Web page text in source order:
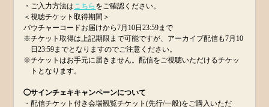
・ご入力方法はこちら をご確認ください。
＜視聴チケット取得期間＞
バウチャーコードお届けから7月10日23:59まで
※チケット取得は上記期限まで可能ですが、アーカイブ配信も7月10
日23:59までとなりますのでご注意ください。
※チケットはお手元に届きません。配信をご視聴いただけるチケッ
トとなります。
◯サインチェキキャンペーンについて
・配信チケット付き会場観覧チケット(先行/一般)をご購入いただ